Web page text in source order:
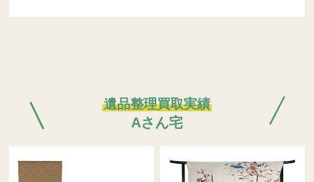
遺品整理買取実績
Aさん宅